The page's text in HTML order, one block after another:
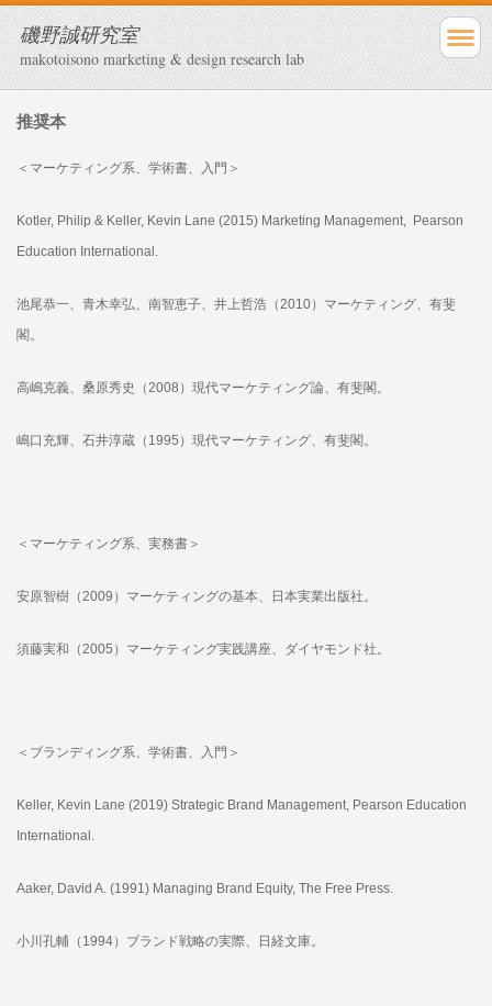
磯野誠研究室
makotoisono marketing & design research lab
推奨本
＜マーケティング系、学術書、入門＞
Kotler, Philip & Keller, Kevin Lane (2015) Marketing Management, Pearson
Education International.
池尾恭一、青木幸弘、南智恵子、井上哲浩（2010）マーケティング、有斐
閣。
高嶋克義、桑原秀史（2008）現代マーケティング論、有斐閣。
嶋口充輝、石井淳蔵（1995）現代マーケティング、有斐閣。
＜マーケティング系、実務書＞
安原智樹（2009）マーケティングの基本、日本実業出版社。
須藤実和（2005）マーケティング実践講座、ダイヤモンド社。
＜ブランディング系、学術書、入門＞
Keller, Kevin Lane (2019) Strategic Brand Management, Pearson Education
International.
Aaker, David A. (1991) Managing Brand Equity, The Free Press.
小川孔輔（1994）ブランド戦略の実際、日経文庫。